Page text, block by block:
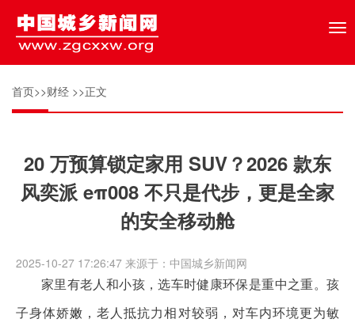
首页>>财经 >>正文
20 万预算锁定家用 SUV？2026 款东
风奕派 eπ008 不只是代步，更是全家
的安全移动舱
2025-10-27 17:26:47 来源于：中国城乡新闻网
家里有老人和小孩，选车时健康环保是重中之重。孩
子身体娇嫩，老人抵抗力相对较弱，对车内环境更为敏